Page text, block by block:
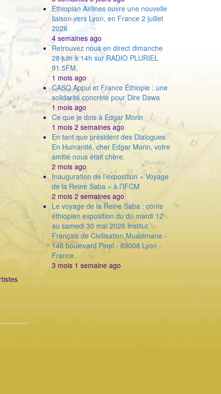
Ethiopian Airlines ouvre une nouvelle
liaison vers Lyon, en France 2 juillet
2026
4 semaines ago
Retrouvez nous en direct dimanche
28 juin à 14h sur RADIO PLURIEL
91.5FM,
1 mois ago
CASQ Appui et France Éthiopie : une
solidarité concrète pour Dire Dawa
1 mois ago
Ce que je dois à Edgar Morin
1 mois 2 semaines ago
En tant que président des Dialogues
En Humanité, cher Edgar Morin, votre
amitié nous était chère.
2 mois ago
Inauguration de l’exposition « Voyage
de la Reine Saba » à l’IFCM
2 mois 2 semaines ago
Le voyage de la Reine Saba : conte
éthiopien exposition du du mardi 12
au samedi 30 mai 2026 Institut
Français de Civilisation Musulmane -
146 boulevard Pinel - 69008 Lyon -
France
3 mois 1 semaine ago